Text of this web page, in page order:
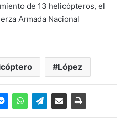
de 13 helicópteros, el
Armada Nacional
López